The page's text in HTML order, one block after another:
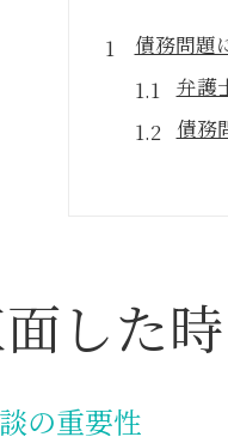
債務問題
弁護
債務
個
弁護士が
した
の重要性